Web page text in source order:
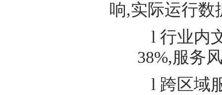
响,实际运行数
l 行业内
38%,服务
l 跨区域